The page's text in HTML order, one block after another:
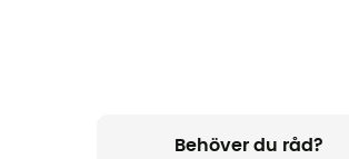
Behöver du råd?